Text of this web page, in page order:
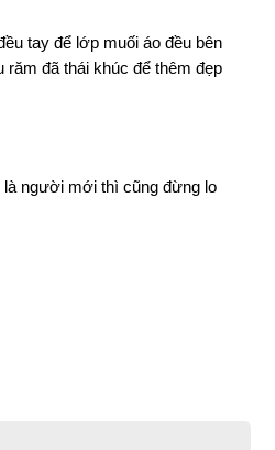
tay để lớp muối áo đều bên
đã thái khúc để thêm đẹp
người mới thì cũng đừng lo